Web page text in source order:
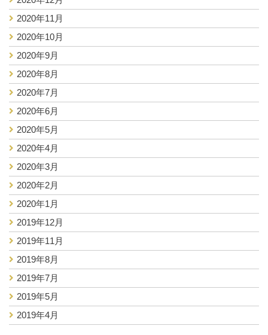
2020年11月
2020年10月
2020年9月
2020年8月
2020年7月
2020年6月
2020年5月
2020年4月
2020年3月
2020年2月
2020年1月
2019年12月
2019年11月
2019年8月
2019年7月
2019年5月
2019年4月